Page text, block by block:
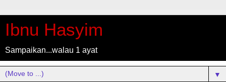
Ibnu Hasyim
Sampaikan...walau 1 ayat
▼